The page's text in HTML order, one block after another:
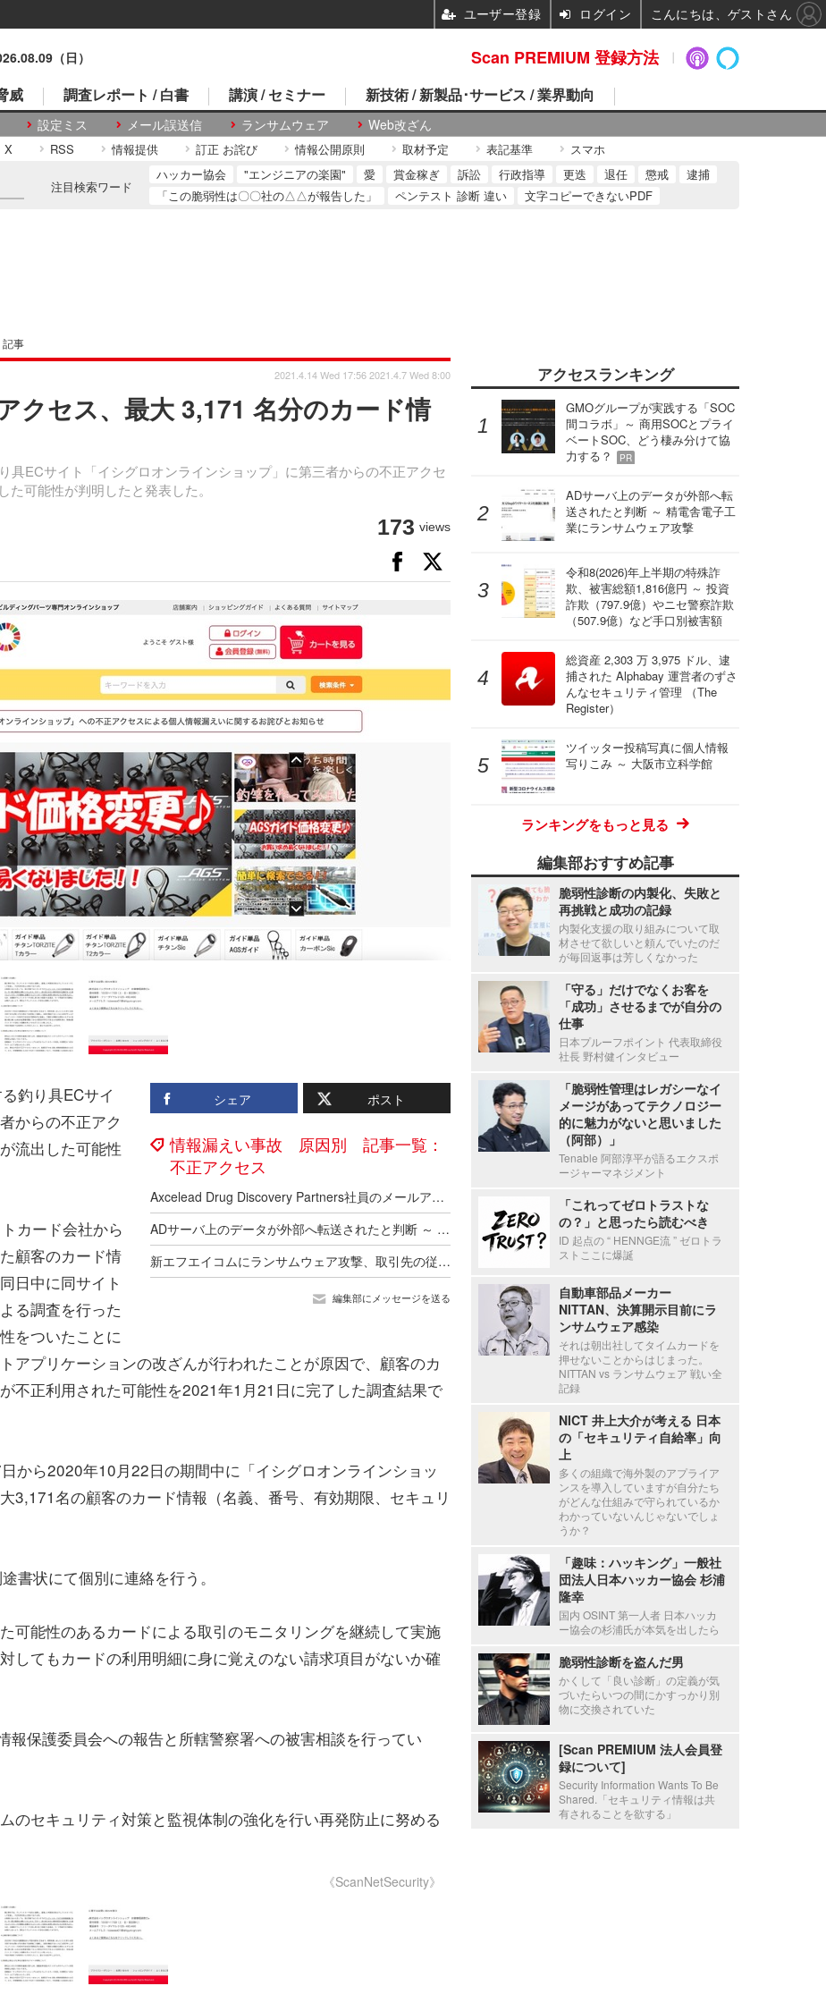
（日）
設定ミス メール誤送信 ランサムウェア Web改ざん
威 調査レポート / 白書 講演 / セミナー 新技術 / 新製品･サービス / 業界動向
X RSS 情報提供 訂正 お詫び 情報公開原則 取材予定 表記基準 スマホ
注目検索ワード
ハッカー協会 "エンジニアの楽園" 愛 賞金稼ぎ 訴訟 行政指導 更迭 退任 懲戒
逮捕
「この脆弱性は〇〇社の△△が報告した」
ペンテスト 診断 違い 文字コピーできないPDF
記事
クセス、最大 3,171 名分のカード情
具ECサイト「イシグロオンラインショップ」に第三者からの不正アクセ
可能性が判明したと発表した。
2021.4.14 Wed 17:56 2021.4.7 Wed 8:00
173 views
シェア ポスト
情報漏えい事故 原因別 記事一覧：
不正アクセス
Axcelead Drug Discovery Partners社員のメールアカウントに不正アクセス、約7,000通のメールで痕跡を確認
ADサーバ上のデータが外部へ転送されたと判断 ～ 精電舎電子工業にランサムウェア攻撃
新エフエイコムにランサムウェア攻撃、取引先の従業員に関する個人情報が漏えいした可能性
編集部にメッセージを送る
釣り具ECサイ
からの不正アク
流出した可能性
カード会社から
顧客のカード情
日中に同サイト
る調査を行った
をついたことに
アプリケーションの改ざんが行われたことが原因で、顧客のカ
不正利用された可能性を2021年1月21日に完了した調査結果で
から2020年10月22日の期間中に「イシグロオンラインショッ
3,171名の顧客のカード情報（名義、番号、有効期限、セキュリ
書状にて個別に連絡を行う。
可能性のあるカードによる取引のモニタリングを継続して実施
してもカードの利用明細に身に覚えのない請求項目がないか確
保護委員会への報告と所轄警察署への被害相談を行ってい
のセキュリティ対策と監視体制の強化を行い再発防止に努める
《ScanNetSecurity》
アクセスランキング
GMOグループが実践する「SOC
間コラボ」～ 商用SOCとプライ
ベートSOC、どう棲み分けて協
力する？
PR
ADサーバ上のデータが外部へ転
送されたと判断 ～ 精電舎電子工
業にランサムウェア攻撃
令和8(2026)年上半期の特殊詐
欺、被害総額1,816億円 ～ 投資
詐欺（797.9億）やニセ警察詐欺
（507.9億）など手口別被害額
総資産 2,303 万 3,975 ドル、逮
捕された Alphabay 運営者のずさ
んなセキュリティ管理 （The
Register）
ツイッター投稿写真に個人情報
写りこみ ～ 大阪市立科学館
ランキングをもっと見る
編集部おすすめ記事
脆弱性診断の内製化、失敗と
再挑戦と成功の記録
内製化支援の取り組みについて取
材させて欲しいと頼んでいたのだ
が毎回返事は芳しくなかった
「守る」だけでなくお客を
「成功」させるまでが自分の
仕事
日本プルーフポイント 代表取締役
社長 野村健インタビュー
「脆弱性管理はレガシーなイ
メージがあってテクノロジー
的に魅力がないと思いました
（阿部）」
Tenable 阿部淳平が語るエクスポ
ージャーマネジメント
「これってゼロトラストな
の？」と思ったら読むべき
ID 起点の “ HENNGE流 ” ゼロトラ
ストここに爆誕
自動車部品メーカー
NITTAN、決算開示目前にラ
ンサムウェア感染
それは朝出社してタイムカードを
押せないことからはじまった。
NITTAN vs ランサムウェア 戦い全
記録
NICT 井上大介が考える 日本
の「セキュリティ自給率」向
上
多くの組織で海外製のアプライア
ンスを導入していますが自分たち
がどんな仕組みで守られているか
わかっていないんじゃないでしょ
うか？
「趣味：ハッキング」一般社
団法人日本ハッカー協会 杉浦
隆幸
国内 OSINT 第一人者 日本ハッカ
ー協会の杉浦氏が本気を出したら
脆弱性診断を盗んだ男
かくして「良い診断」の定義が気
づいたらいつの間にかすっかり別
物に交換されていた
[Scan PREMIUM 法人会員登
録について]
Security Information Wants To Be
Shared.「セキュリティ情報は共
有されることを欲する」
Scan PREMIUM 登録方法
ユーザー登録 ログイン こんにちは、ゲストさん